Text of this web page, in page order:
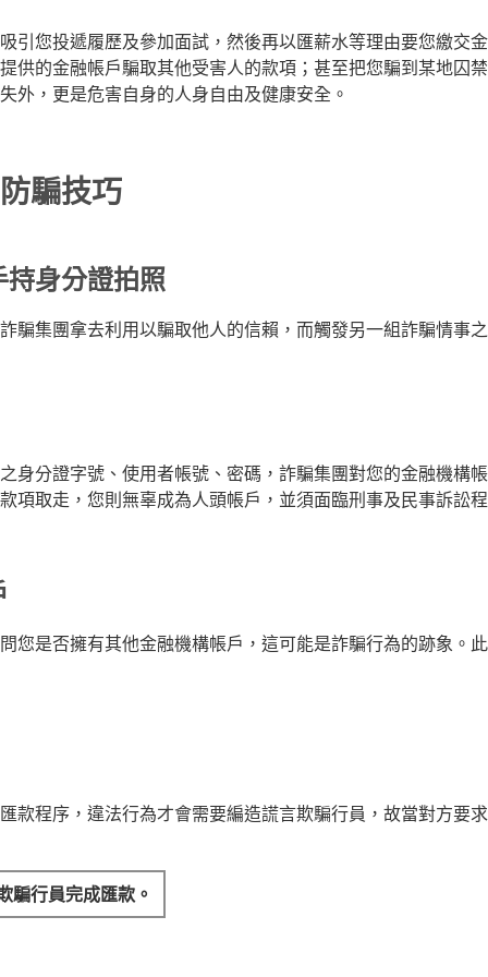
引您投遞履歷及參加面試，然後再以匯薪水等理由要您繳交
供的金融帳戶騙取其他受害人的款項；甚至把您騙到某地囚
外，更是危害自身的人身自由及健康安全。
騙技巧
身分證拍照
騙集團拿去利用以騙取他人的信賴，而觸發另一組詐騙情事
身分證字號、使用者帳號、密碼，詐騙集團對您的金融機構
項取走，您則無辜成為人頭帳戶，並須面臨刑事及民事訴訟
您是否擁有其他金融機構帳戶，這可能是詐騙行為的跡象。
款程序，違法行為才會需要編造謊言欺騙行員，故當對方要
騙行員完成匯款。